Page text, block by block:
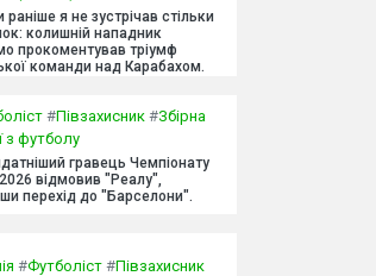
раніше я не зустрічав стільки
колишній нападник
прокоментував тріумф
команди над Карабахом.
#Півзахисник #Збірна
з футболу
гравець Чемпіонату
відмовив "Реалу",
перехід до "Барселони".
#Футболіст #Півзахисник